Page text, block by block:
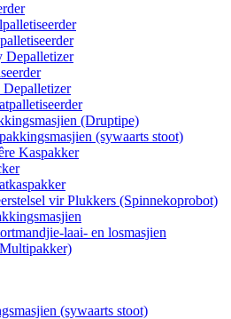
Depalletizer
(Druptipe)
(sywaarts stoot)
Kaspakker
vir Plukkers (Spinnekoprobot)
laai- en losmasjien
(sywaarts stoot)